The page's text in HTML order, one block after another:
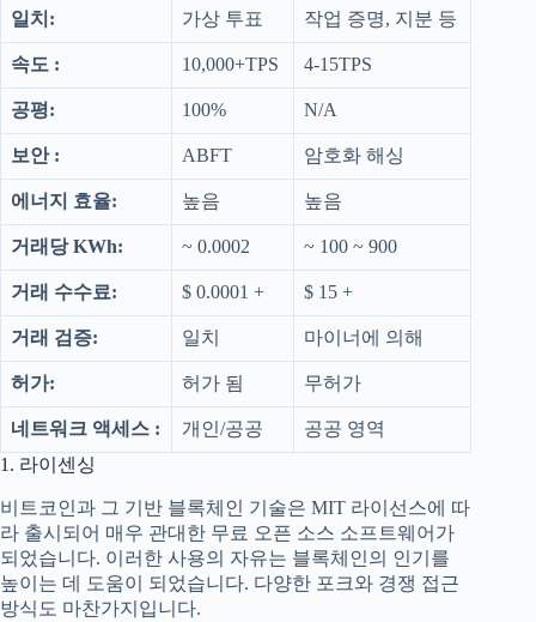
일치: 가상 투표 작업 증명, 지분 등
속도 : 10,000+TPS 4-15TPS
공평: 100% N/A
보안 : ABFT 암호화 해싱
에너지 효율: 높음 높음
거래당 KWh: ~ 0.0002 ~ 100 ~ 900
거래 수수료: $ 0.0001 + $ 15 +
거래 검증: 일치 마이너에 의해
허가: 허가 됨 무허가
네트워크 액세스 : 개인/공공
공공 영역
1. 라이센싱
비트코인과 그 기반 블록체인 기술은 MIT 라이선스에 따
라 출시되어 매우 관대한 무료 오픈 소스 소프트웨어가
되었습니다. 이러한 사용의 자유는 블록체인의 인기를
높이는 데 도움이 되었습니다. 다양한 포크와 경쟁 접근
방식도 마찬가지입니다.